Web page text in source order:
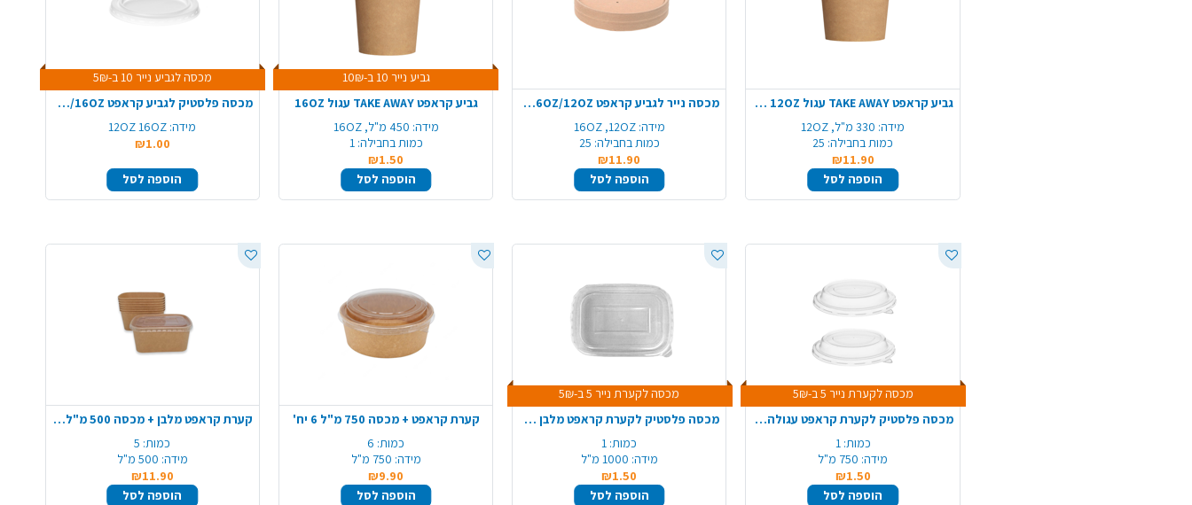
גביע קראפט TAKE AWAY עגול 12OZ ארוז 25 יח'
מידה: 330 מ"ל, 12OZ
כמות בחבילה: 25
₪11.90
הוספה לסל
מכסה נייר לגביע קראפט 16OZ/12OZ ארוז 25 יח'
מידה: 16OZ ,12OZ
כמות בחבילה: 25
₪11.90
הוספה לסל
גביע נייר 10 ב-10₪
גביע קראפט TAKE AWAY עגול 16OZ
מידה: 450 מ"ל, 16OZ
כמות בחבילה: 1
₪1.50
הוספה לסל
מכסה לגביע נייר 10 ב-5₪
מכסה פלסטיק לגביע קראפט 12OZ/16OZ
מידה: 12OZ 16OZ
₪1.00
הוספה לסל
מכסה לקערת נייר 5 ב-5₪
מכסה פלסטיק לקערת קראפט עגולה 750 מ"ל
כמות: 1
מידה: 750 מ"ל
₪1.50
הוספה לסל
מכסה לקערת נייר 5 ב-5₪
מכסה פלסטיק לקערת קראפט מלבן 1000 מ"ל
כמות: 1
מידה: 1000 מ"ל
₪1.50
הוספה לסל
קערת קראפט + מכסה 750 מ"ל 6 יח'
כמות: 6
מידה: 750 מ"ל
₪9.90
הוספה לסל
קערת קראפט מלבן + מכסה 500 מ"ל 5 יח'
כמות: 5
מידה: 500 מ"ל
₪11.90
הוספה לסל